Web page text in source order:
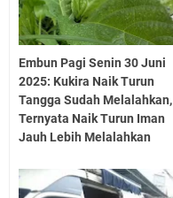
Embun Pagi Senin 30 Juni
2025: Kukira Naik Turun
Tangga Sudah Melalahkan,
Ternyata Naik Turun Iman
Jauh Lebih Melalahkan